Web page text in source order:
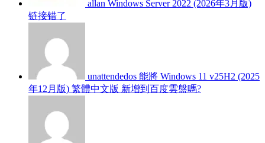
allan Windows Server 2022 (2026年3月版)
链接错了
unattendedos 能將 Windows 11 v25H2 (2025
年12月版) 繁體中文版 新增到百度雲盤嗎?